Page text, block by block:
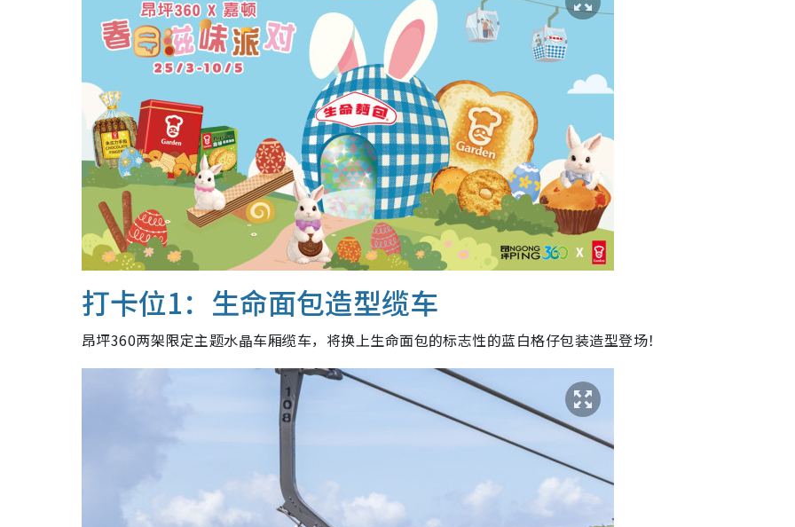
打卡位1：生命面包造型缆车
昂坪360两架限定主题水晶车厢缆车，将换上生命面包的标志性的蓝白格仔包装造型登场！